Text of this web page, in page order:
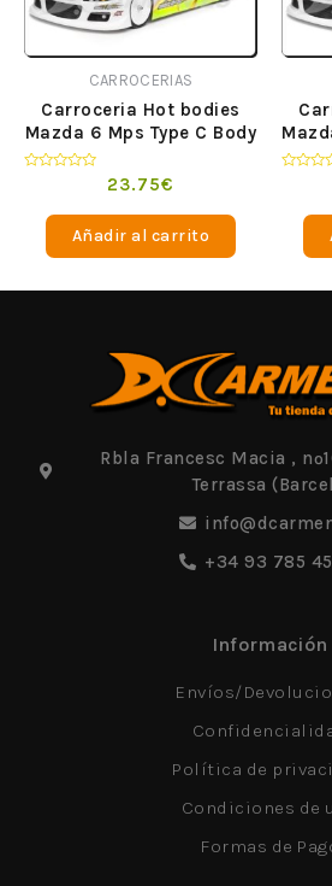
CARROCERIAS
Carroceria Hot bodies
Mazda 6 Mps Type C Body
Compre Ahora
23.75€
Añadir al carrito
Rbla Francesc Macia ,
Terrassa
+34 93 785
Información
Envíos/
Política de
Condiciones de
Formas de